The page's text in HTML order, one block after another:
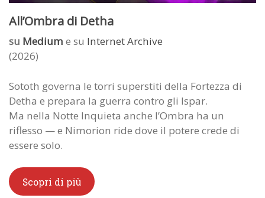
All’Ombra di Detha
su Medium e su Internet Archive
(2026)
Sototh governa le torri superstiti della Fortezza di
Detha e prepara la guerra contro gli Ispar.
Ma nella Notte Inquieta anche l’Ombra ha un
riflesso — e Nimorion ride dove il potere crede di
essere solo.
Scopri di più